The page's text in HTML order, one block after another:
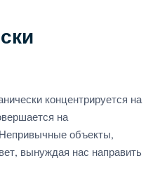
концентрируется на
на
объекты,
вынуждая нас направить